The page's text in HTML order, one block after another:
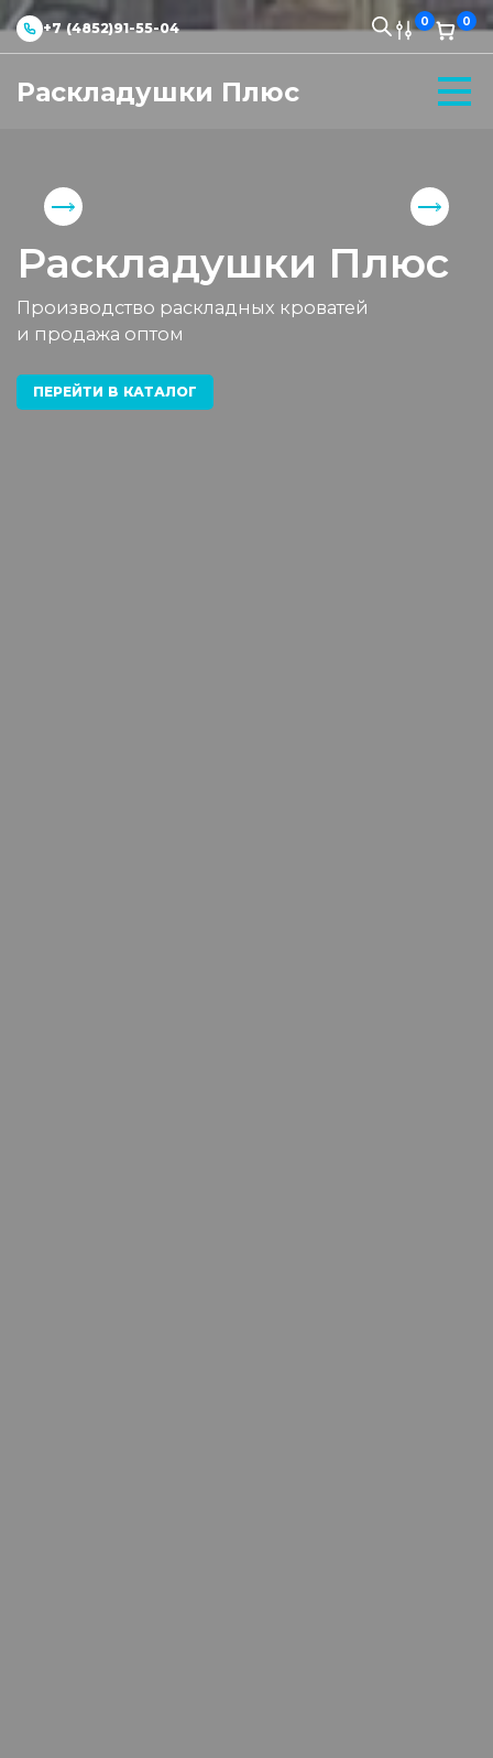
+7 (4852)91-55-04 0 0
Раскладушки Плюс
Раскладушки Плюс
Производство раскладных кроватей
и продажа оптом
ПЕРЕЙТИ В КАТАЛОГ